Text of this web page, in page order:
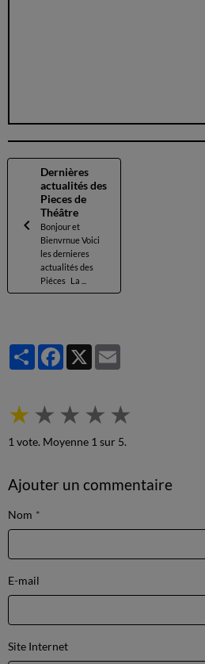
Dernières
actualités des
Pieces de
Théâtre
Bonjour et
Bienvrnue Voici
les dernieres
actualités des
Piéces La ...
PartagerFacebook
X
★ ★ ★ ★ ★
1 vote. Moyenne 1 sur 5.
Ajouter un commentaire
Nom
E-mail
Site Internet